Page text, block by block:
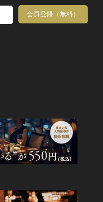
会員登録（無料）